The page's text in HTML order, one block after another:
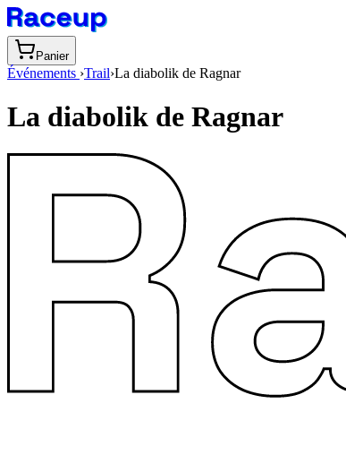
Panier
Événements ›Trail›La diabolik de Ragnar
La diabolik de Ragnar